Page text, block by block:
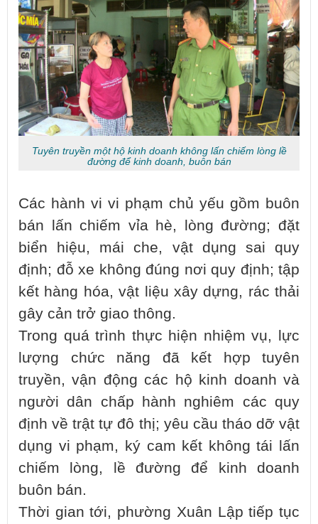
Tuyên truyền một hộ kinh doanh không lấn chiếm lòng lề
đường để kinh doanh, buôn bán
Các hành vi vi phạm chủ yếu gồm buôn
bán lấn chiếm vỉa hè, lòng đường; đặt
biển hiệu, mái che, vật dụng sai quy
định; đỗ xe không đúng nơi quy định; tập
kết hàng hóa, vật liệu xây dựng, rác thải
gây cản trở giao thông.
Trong quá trình thực hiện nhiệm vụ, lực
lượng chức năng đã kết hợp tuyên
truyền, vận động các hộ kinh doanh và
người dân chấp hành nghiêm các quy
định về trật tự đô thị; yêu cầu tháo dỡ vật
dụng vi phạm, ký cam kết không tái lấn
chiếm lòng, lề đường để kinh doanh
buôn bán.
Thời gian tới, phường Xuân Lập tiếp tục